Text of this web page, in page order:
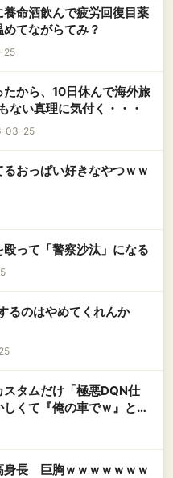
命酒飲んで疲労回復目薬
てながらてみ？
25
から、10日休んで海外旅
ない真理に気付く・・・
03-25
るおっぱい好きなやつｗｗ
って「警察沙汰」になる
るのはやめてくれんか
タムだけ「極悪DQN仕
くて『俺の車でｗ』と提
無邪気に返され逃げ場ゼ
長 巨胸ｗｗｗｗｗｗｗ